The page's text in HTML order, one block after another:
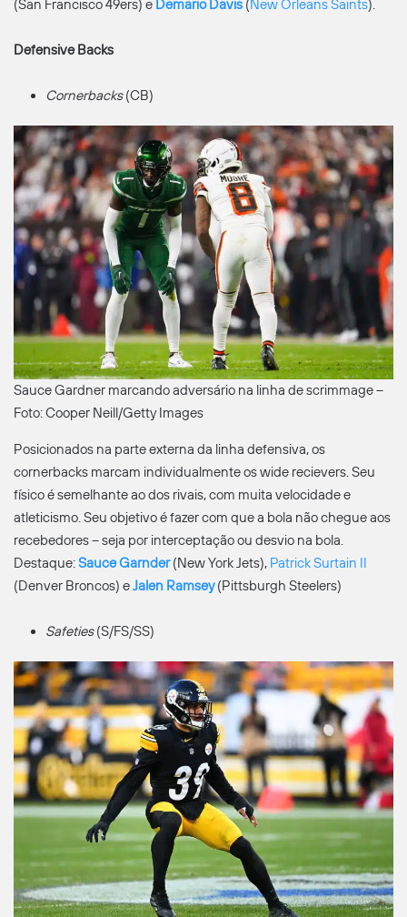
(San Francisco 49ers) e Demario Davis (New Orleans Saints).
Defensive Backs
Cornerbacks(CB)
Sauce Gardner marcando adversário na linha de scrimmage –
Foto: Cooper Neill/Getty Images
Posicionados na parte externa da linha defensiva, os
cornerbacks marcam individualmente os wide recievers. Seu
físico é semelhante ao dos rivais, com muita velocidade e
atleticismo. Seu objetivo é fazer com que a bola não chegue aos
recebedores – seja por interceptação ou desvio na bola.
Destaque:Sauce Garnder(New York Jets), Patrick Surtain II
(Denver Broncos) eJalen Ramsey(Pittsburgh Steelers)
Safeties(S/FS/SS)